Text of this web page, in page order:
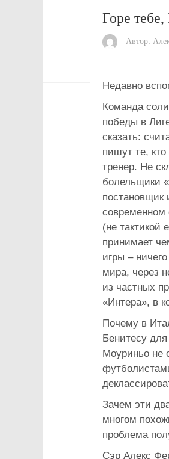
Горе
Автор:
Недавно
Команда
победы в
сказать:
пишут те,
тренер. Не
болельщики
постановщик
современном
(не тактикой
принимает
игры –
мира, через
из частных
«Интера», в
Почему в
Бенитесу
Моуриньо не
Зачем эти
многом
проблема
Сэр Алекс